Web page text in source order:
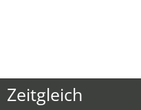
Zeitgleich